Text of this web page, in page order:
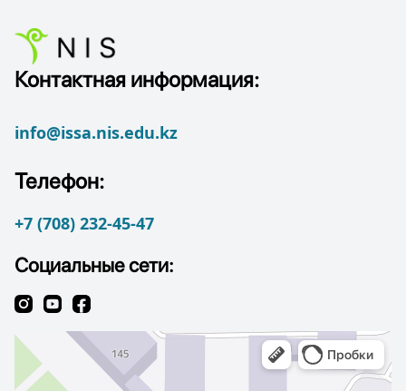
Контактная информация:
info@issa.nis.edu.kz
Телефон:
+7 (708) 232-45-47
Социальные сети: